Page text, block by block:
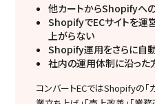
他カートからShopifyへ
ShopifyでECサイトを運
上がらない
Shopify運用をさらに自
社内の運用体制に沿った
コンバートECではShopifyの「